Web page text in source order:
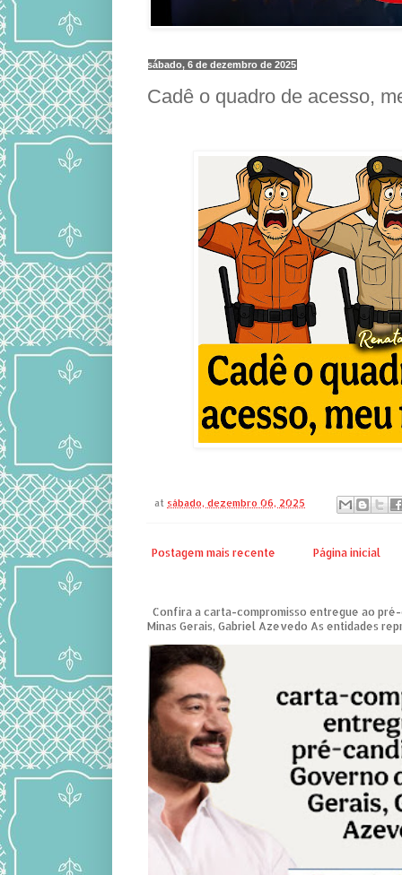
sábado, 6 de dezembro de 2025
Cadê o quadro de acesso,
at sábado, dezembro 06, 2025
Postagem mais recente Página inicial
Confira a carta-compromisso entregue ao
Minas Gerais, Gabriel Azevedo As entidades